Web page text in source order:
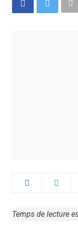
Temps de lecture